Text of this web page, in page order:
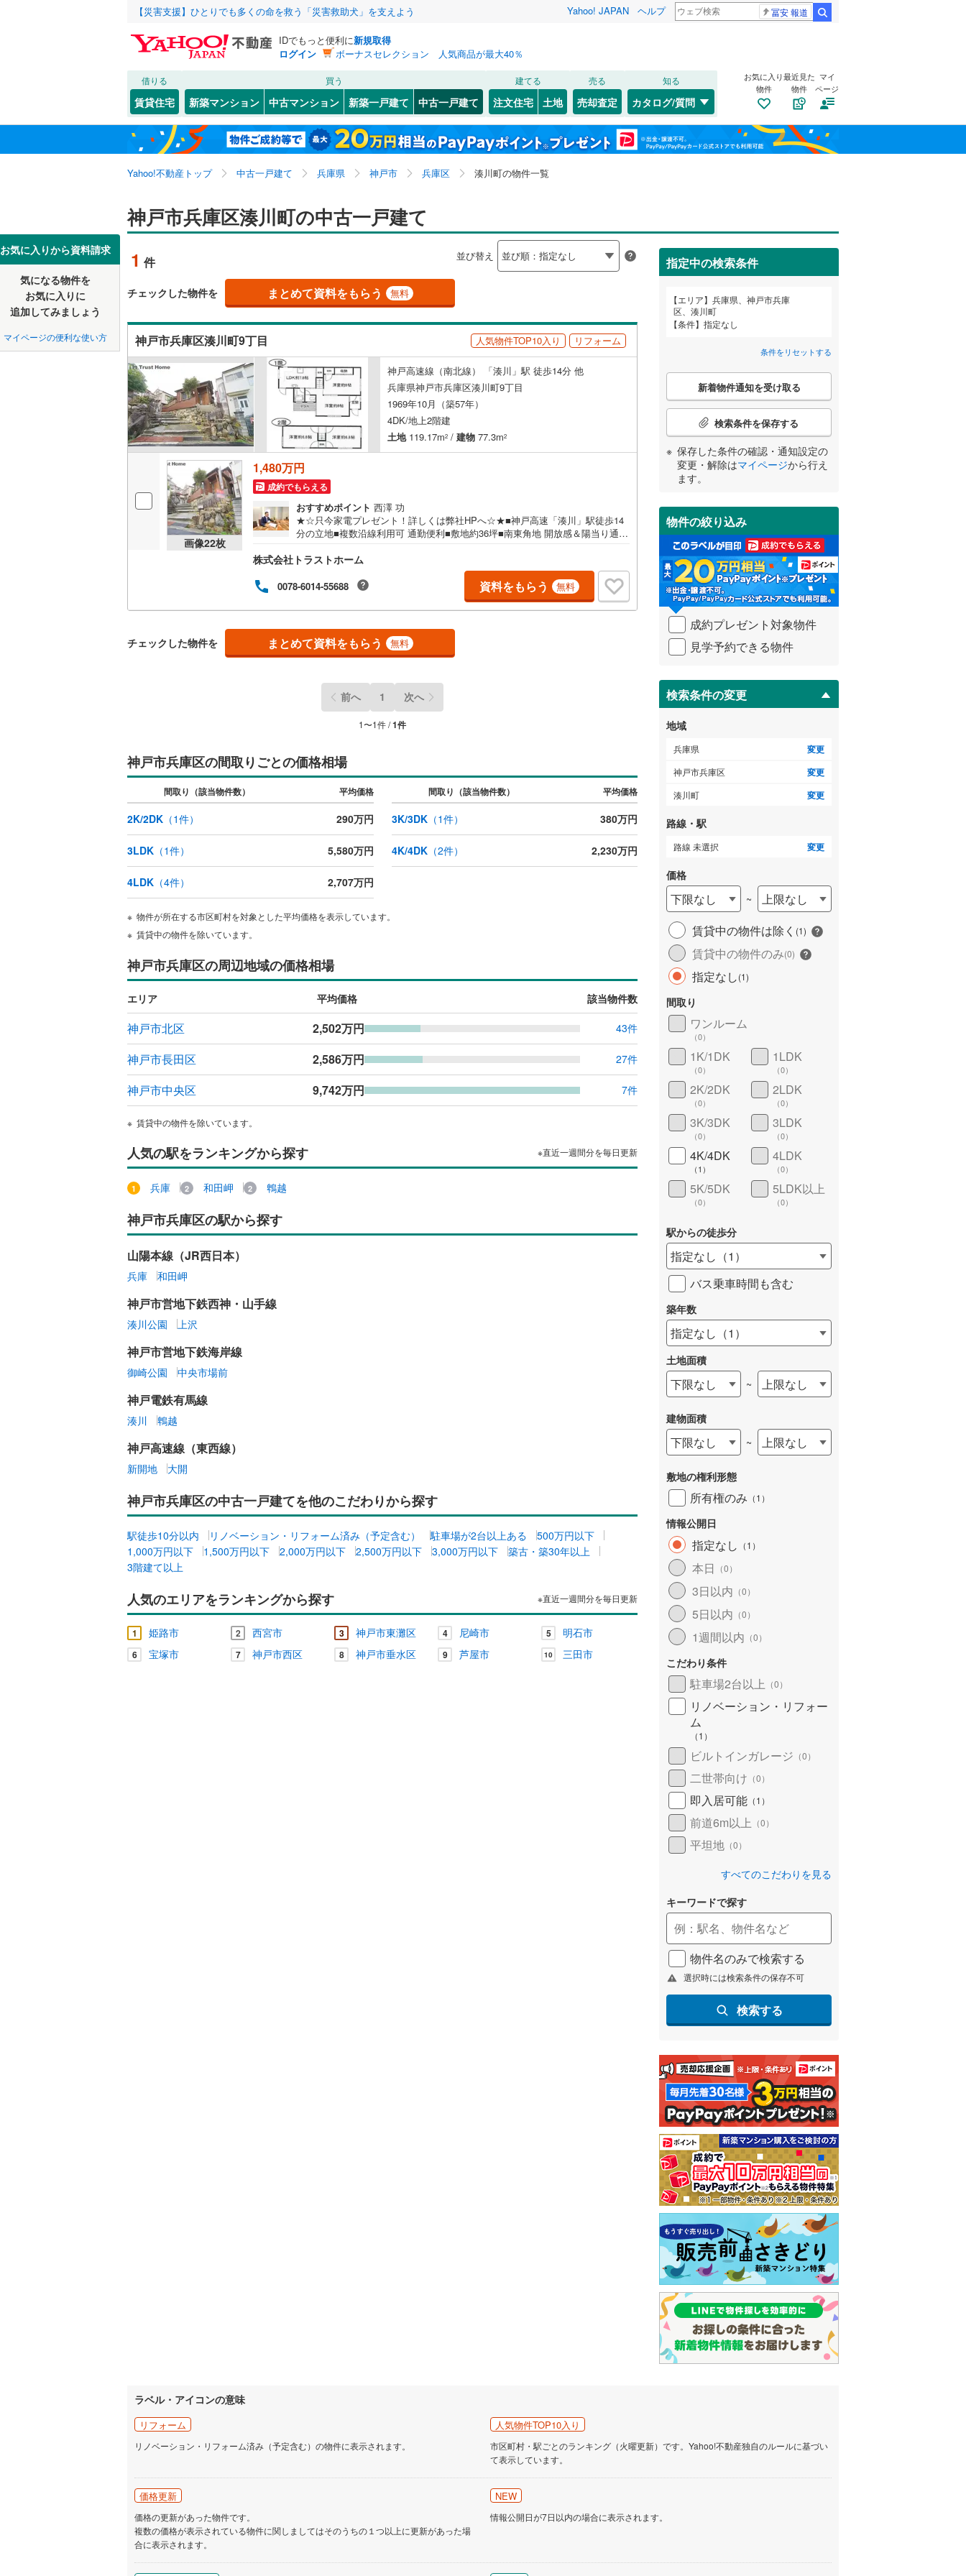
【災害支援】ひとりでも多くの命を救う「災害救助犬」を支えよう Yahoo! JAPAN ヘルプ 冨安 報道
IDでもっと便利に新規取得
ログイン
ボーナスセレクション 人気商品が最大40％
借りる
賃貸住宅
買う
新築マンション 中古マンション 新築一戸建て 中古一戸建て
建てる
注文住宅 土地
売る
売却査定
知る
カタログ/質問
お気に入り
物件
最近見た
物件
マイ
ページ
Yahoo!不動産トップ 中古一戸建て 兵庫県 神戸市 兵庫区 湊川町の物件一覧
お気に入りから資料請求
気になる物件を
お気に入りに
追加してみましょう
マイページの便利な使い方
神戸市兵庫区湊川町の中古一戸建て
1 件 並び替え
チェックした物件を まとめて資料をもらう 無料
神戸市兵庫区湊川町9丁目 人気物件TOP10入り リフォーム
神戸高速線（南北線） 「湊川」駅 徒歩14分 他
兵庫県神戸市兵庫区湊川町9丁目
1969年10月（築57年）
4DK/地上2階建
土地119.17m2 / 建物 77.3m2
画像22枚
1,480万円
成約でもらえる
おすすめポイント 西澤 功
★☆只今家電プレゼント！詳しくは弊社HPへ☆★■神戸高速「湊川」駅徒歩14
分の立地■複数沿線利用可 通勤便利■敷地約36坪■南東角地 開放感＆陽当り通風
室収納有■水回りが集約された家事動線良好な間取■全室洋室でお掃除かんたん
♪■小・中学校、スーパー、病院が徒歩10分圏内で通学安心＆生活便利〈周辺環
境〉♪夢野の丘小学校 約350m♪夢野中学校 約550m♪イズミヤ 約350m〈2019年
1月リフォーム履歴有〉・外壁塗装、屋根塗装・建具新調・壁・床貼替 などお
家探しは、トラストホームにお任せください！ご相談はお気軽に♪〇定休日はご
迎です♪〇住宅ローン相談、買替相談もお任せください！詳しくは弊社HPをご
覧くださいませ♪〇神戸市全域、明石・芦屋・西宮・宝塚・三田市など 幅広い
エリアで物件のご紹介が可能です♪
株式会社トラストホーム
0078-6014-55688 資料をもらう 無料
チェックした物件を まとめて資料をもらう 無料
前へ 1 次へ
1〜1件 /1件
神戸市兵庫区の間取りごとの価格相場
間取り（該当物件数） 平均価格 間取り（該当物件数） 平均価格
2K/2DK （1件） 290万円 3K/3DK（1件） 380万円
3LDK （1件） 5,580万円 4K/4DK（2件） 2,230万円
4LDK （4件） 2,707万円
物件が所在する市区町村を対象とした平均価格を表示しています。
賃貸中の物件を除いています。
神戸市兵庫区の周辺地域の価格相場
エリア 平均価格 該当物件数
神戸市北区 2,502万円 43件
神戸市長田区 2,586万円 27件
神戸市中央区 9,742万円 7件
賃貸中の物件を除いています。
人気の駅をランキングから探す ※直近一週間分を毎日更新
兵庫 和田岬 鵯越
神戸市兵庫区の駅から探す
山陽本線（JR西日本）
兵庫 和田岬
神戸市営地下鉄西神・山手線
湊川公園 上沢
神戸市営地下鉄海岸線
御崎公園 中央市場前
神戸電鉄有馬線
湊川 鵯越
神戸高速線（東西線）
新開地 大開
神戸市兵庫区の中古一戸建てを他のこだわりから探す
駅徒歩10分以内 リノベーション・リフォーム済み（予定含む） 駐車場が2台以上ある
500万円以下
1,000万円以下
1,500万円以下 2,000万円以下 2,500万円以下 3,000万円以下
築古・築30年以上
3階建て以上
人気のエリアをランキングから探す ※直近一週間分を毎日更新
1 姫路市 2 西宮市 3 神戸市東灘区 4 尼崎市 5 明石市
6 宝塚市 7 神戸市西区 8 神戸市垂水区 9 芦屋市 10 三田市
指定中の検索条件
エリア
兵庫県、神戸市兵庫
区、湊川町
条件
指定なし
条件をリセットする
こ
検
条
件
受
け
取
る
・
条
件
を
イ
ペ
ジ
に
保
存
す
る
新着物件通知を受け取る
検索条件を保存する
保存した条件の確認・通知設定の
変更・解除はマイページから行え
ます。
物件の絞り込み
成約プレゼント対象物件
見学予約できる物件
検索条件の変更
地域
兵庫県 変更
神戸市兵庫区 変更
湊川町 変更
路線・駅
路線 未選択 変更
価格
下限なし ~
上限なし
賃貸中の物件は除く (1)
賃貸中の物件のみ(0)
指定なし(1)
間取り
ワンルーム
（0）
1K/1DK
（0）
1LDK
（0）
2K/2DK
（0）
2LDK
（0）
3K/3DK
（0）
3LDK
（0）
4K/4DK
（1 ）
4LDK
（0）
5K/5DK
（0）
5LDK以上
（0）
駅からの徒歩分
指定なし （1 ）
バス乗車時間も含む
築年数
指定なし （1 ）
土地面積
下限なし ~ 上限なし
建物面積
下限なし ~ 上限なし
敷地の権利形態
所有権のみ （1 ）
情報公開日
指定なし （1 ）
本日 （0）
3日以内 （0）
5日以内 （0）
1週間以内 （0）
こだわり条件
駐車場2台以上 （0）
リノベーション・リフォー
ム
（1 ）
ビルトインガレージ （0）
二世帯向け （0）
即入居可能 （1 ）
前道6m以上 （0）
平坦地 （0）
すべてのこだわりを見る
キーワードで探す
物件名のみで検索する
選択時には検索条件の保存不可
検索する
ラベル・アイコンの意味
リフォーム
リノベーション・リフォーム済み（予定含む）の物件に表示されます。
人気物件TOP10入り
市区町村・駅ごとのランキング（火曜更新）です。Yahoo!不動産独自のルールに基づい
て表示しています。
価格更新
価格の更新があった物件です。
複数の価格が表示されている物件に関しましてはそのうちの１つ以上に更新があった場
合に表示されます。
NEW
情報公開日が7日以内の場合に表示されます。
北海道 北海道
東北 青森 岩手 宮城 秋田 山形 福島
関東 東京 神奈川 埼玉 千葉
信越・北陸 新潟 長野 富山
三重
近畿 大阪 兵庫
中国 鳥取 島根 岡山 広島 山口
四国 徳島 香川 愛媛 高知
九州・沖縄 福岡 佐賀 長崎 鹿児島 沖縄
該当物件0件
神戸市 東灘区(66) 灘区(50) 兵庫区(10)
長田区(28) 須磨区(48) 垂水区(103)
北区
44 ) 中央区(7)
兵庫県のそのほ
かの地域
姫路市(320)
洲本市 芦屋市(30)
相生市(9) 豊岡市(6)
加古川市(48) 西脇市(12)
宝塚市(145) 三木市(7) 高砂市(16)
川西市(108) 小野市(1)
加西市(3) 丹波篠山市 (0)
丹波市(32) 南あわじ市 朝来市(6)
淡路市(2) 宍粟市( 加東市(10)
たつの市
多可郡多可町(6)
加古郡稲美町
神崎郡福崎町(2) 神崎郡神河町(0 ) 揖保郡太子町(10
美方郡香美町(0 )
該当物件0件
石井町(1) 今出在家町(1) 会下山町(1)
金平町(1) 楠谷町(1) 大同町(1)
都由乃町(1) 水木通(1)
湊山町( 1)
該当物件0件
JR 東海道本線（JR西日本）(0) 福知山線(0) 山陽本線（JR西日本）(
加古川線(0) 播但線(0) 姫新線(0)
赤穂線(0) 山陰本線(0) 東西線(0)
山陽新幹線(0)
地下鉄 神戸市営地下鉄西神・山手線(1)
阪急今津線(0 阪急伊丹線(0)
阪急甲陽線(0) 阪急宝塚本線(0) 阪神本線(0)
阪神武庫川線(0) 能勢電鉄妙見線(0 )
神戸電鉄有馬線(1) 神戸電鉄三田線(0) 神戸電鉄粟生線(
神戸電鉄公園都市線(0) 山陽電鉄本線(0)
神戸高速線（東西線）
神戸高速線（南北線） 神戸新交通ポートアイランド線
神戸市営地下鉄北神線
神戸新交通六甲アイランド線 北条鉄道(0)
智頭急行(0) 京都丹後鉄道宮豊線
該当物件0件
該当物件0件
こだわり条件 リフォーム、リノベーション
リノベーション・リフォーム
（1）
築古・築30年以上（1）
設備
床暖房（0）
駐車場2台以上（0） ビルトインガレージ（0） 太陽光発電システム（0）
（1）
防犯カメラ（ 0）
バリアフリー住宅（0）
）
二世帯向け（0） 平屋・1階建て（0） 3階建て以上（0）
サービスルーム（納戸）（0）
最寄りの駅が始発駅 小学校まで1km以内（0）
配置、向き、建ち方、日当たり
前道6m以上（0） 角地（1） 南道路（1）
平坦地（0 ）
LD
（0）
独立型キッチン（
即入居可能（1
浴室
浴室乾燥機あり（0）
収納
ウォークインクローゼット
（0）
ウッドデッキあり（0）
構造・規模・施工・品質・工法関連
耐震、免震、制震構造
住宅性能評価付き（0） 長期優良住宅 ）
オンライン対応
オンライン対応とは？ 詳しく見る
該当物件0件
検索条件を保存しました
この検索条件の新着物件通知は、 マイページから設定できます。
保存した条件を見る
兵庫県、神戸市兵庫区、湊川町
検索条件を保存する
マイページ
お気に入りリストを見る
閉じる
お気に入りリストを見る
閉じる